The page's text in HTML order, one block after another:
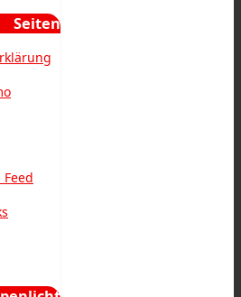
Seiten